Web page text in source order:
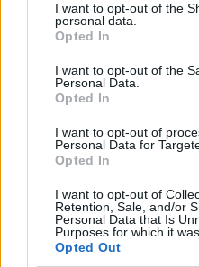
I want to opt-out of the
personal data.
Opted In
I want to opt-out of the
Personal Data.
Opted In
I want to opt-out of
Personal Data for
Opted In
I want to opt-out of
Retention, Sale, and/or
Personal Data that Is
Purposes for which it
Opted Out
KEDVES OLVASÓNK!
tartozik, melynek
regisztrációhoz kötött.
Az előfizetés a
Portfolio.hu teljes
kötéslistái